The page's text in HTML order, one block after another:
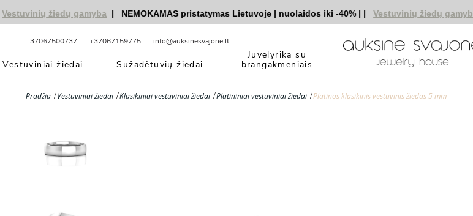
žiedų gamyba | NEMOKAMAS pristatymas Lietuvoje|nuolaidos iki -40%|| Vestuvinių žiedų gamyba |
+37067500737 +37067159775 info@auksinesvajone.lt
Vestuviniai žiedai Sužadėtuvių žiedai
Juvelyrika su
brangakmeniais
Pradžia Vestuviniai žiedai Klasikiniai vestuviniai žiedai Platininiai vestuviniai žiedai Platinos klasikinis vestuvinis žiedas 5 mm